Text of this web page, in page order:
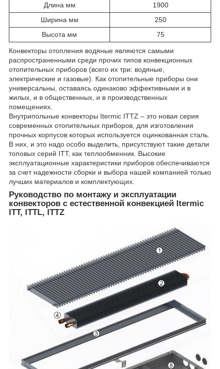
Длина мм
1900
Ширина мм
250
Высота мм
75
Конвекторы отопления водяные являются самыми
распространенными среди прочих типов конвекционных
отопительных приборов (всего их три: водяные,
электрические и газовые). Как отопительные приборы они
универсальны, оставаясь одинаково эффективными и в
жилых, и в общественных, и в производственных
помещениях.
Внутрипольные конвекторы Itermic ITTZ – это новая серия
современных отопительных приборов, для изготовления
прочных корпусов которых используется оцинкованная сталь.
В них, и это надо особо выделить, присутствуют такие детали
топовых серий ITT, как теплообменник. Высокие
эксплуатационные характеристики приборов обеспечиваются
за счет надежности сборки и выбора нашей компанией только
лучших материалов и комплектующих.
Руководство по монтажу и эксплуатации
конвекторов с естественной конвекцией Itermic
ITT, ITTL, ITTZ